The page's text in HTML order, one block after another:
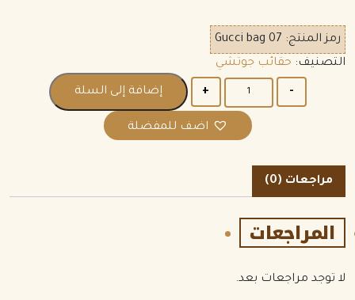
رمز المنتج: Gucci bag 07
التصنيف: حقائب جوتشي
إضافة إلى السلة
اضف للمفضلة
مراجعات (0)
المراجعات
لا توجد مراجعات بعد.